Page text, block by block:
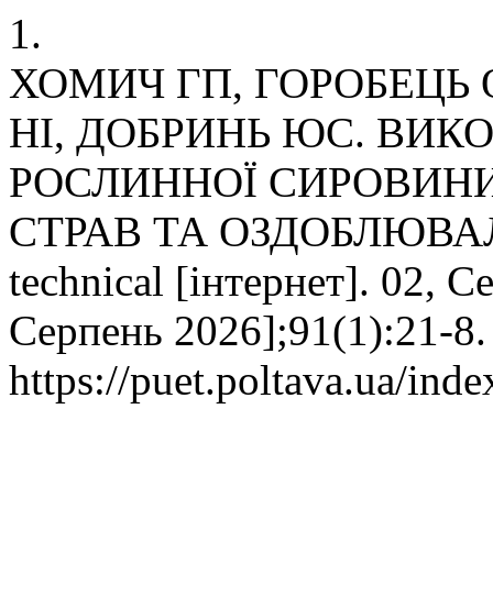
1.
ХОМИЧ ГП,
НІ, ДОБРИНЬ ЮС.
РОСЛИННОЇ
СТРАВ ТА
technical [інтернет]. 02,
Серпень 2026];91(1):21-
https://puet.poltava.ua/